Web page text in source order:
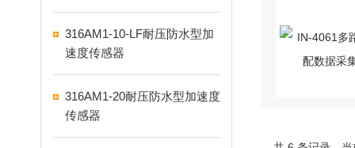
316AM1-10-LF耐压防水型加
速度传感器
316AM1-20耐压防水型加速度
传感器